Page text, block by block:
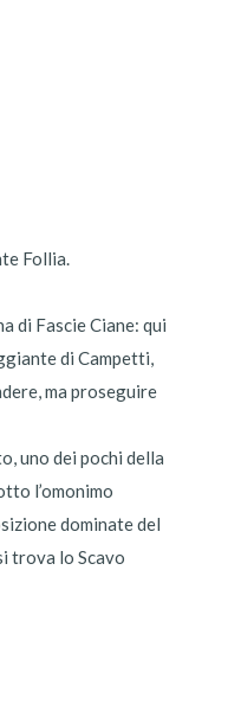
Follia.
di Fascie Ciane: qui
di Campetti,
ma proseguire
uno dei pochi della
l’omonimo
dominate del
trova lo Scavo